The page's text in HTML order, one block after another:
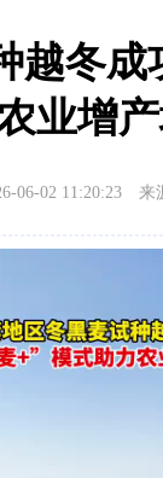
越冬成
业增
06-02 11:20:23 来